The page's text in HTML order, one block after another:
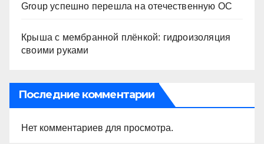
Group успешно перешла на отечественную ОС
Крыша с мембранной плёнкой: гидроизоляция
своими руками
Последние комментарии
Нет комментариев для просмотра.